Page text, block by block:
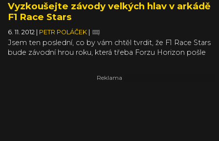
Vyzkoušejte závody velkých hlav v arkádě
F1 Race Stars
6. 11. 2012 PETR POLÁČEK
Jsem ten poslední, co by vám chtěl tvrdit, že F1 Race Stars
bude závodní hrou roku, která třeba Forzu Horizon pošle
mohl. Opět ale, trošku zbaběle, dodávám, že to jen